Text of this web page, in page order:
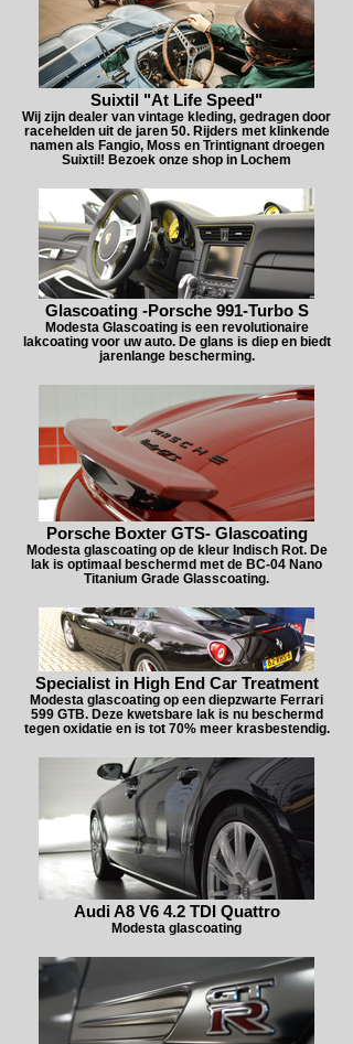
Suixtil "At Life Speed"
Wij zijn dealer van vintage kleding, gedragen door
racehelden uit de jaren 50. Rijders met klinkende
namen als Fangio, Moss en Trintignant droegen
Suixtil! Bezoek onze shop in Lochem
Glascoating -Porsche 991-Turbo S
Modesta Glascoating is een revolutionaire
lakcoating voor uw auto. De glans is diep en biedt
jarenlange bescherming.
Porsche Boxter GTS- Glascoating
Modesta glascoating op de kleur Indisch Rot. De
lak is optimaal beschermd met de BC-04 Nano
Titanium Grade Glasscoating.
Specialist in High End Car Treatment
Modesta glascoating op een diepzwarte Ferrari
599 GTB. Deze kwetsbare lak is nu beschermd
tegen oxidatie en is tot 70% meer krasbestendig.
Audi A8 V6 4.2 TDI Quattro
Modesta glascoating